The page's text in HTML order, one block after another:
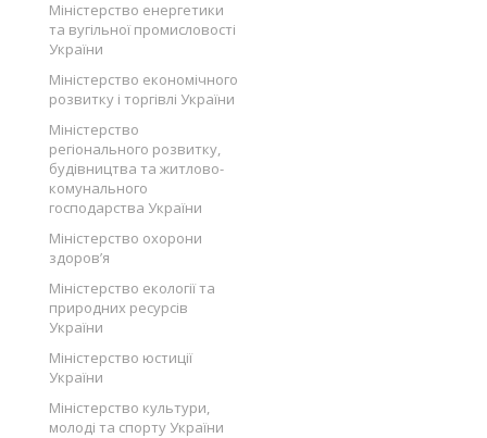
Міністерство енергетики
та вугільної промисловості
України
Міністерство економічного
розвитку і торгівлі України
Міністерство
регіонального розвитку,
будівництва та житлово-
комунального
господарства України
Міністерство охорони
здоров’я
Міністерство екології та
природних ресурсів
України
Міністерство юстиції
України
Міністерство культури,
молоді та спорту України